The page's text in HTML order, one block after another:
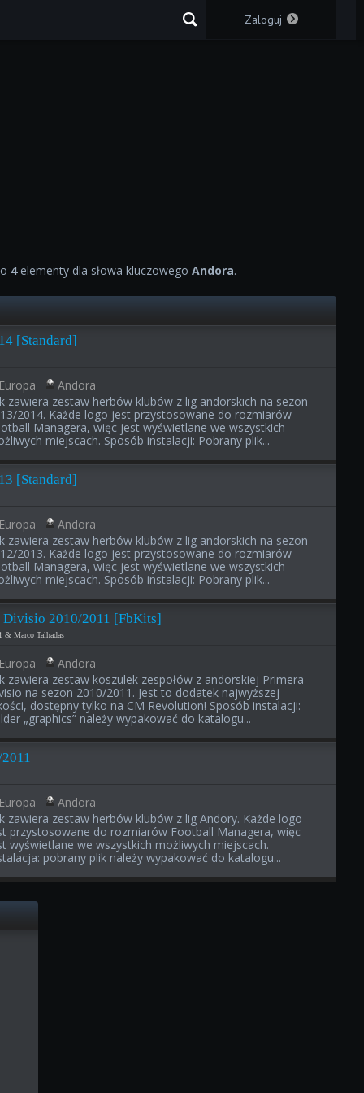
Zaloguj
4elementy dla słowa kluczowegoAndora.
[Standard]
Europa
Andora
zawiera zestaw herbów klubów z lig andorskich na sezon
2014. Każde logo jest przystosowane do rozmiarów
Managera, więc jest wyświetlane we wszystkich
miejscach. Sposób instalacji: Pobrany plik...
[Standard]
Europa
Andora
zawiera zestaw herbów klubów z lig andorskich na sezon
2013. Każde logo jest przystosowane do rozmiarów
Managera, więc jest wyświetlane we wszystkich
miejscach. Sposób instalacji: Pobrany plik...
Divisio 2010/2011 [FbKits]
& Marco Talhadas
Europa
Andora
zawiera zestaw koszulek zespołów z andorskiej Primera
na sezon 2010/2011. Jest to dodatek najwyższej
dostępny tylko na CM Revolution! Sposób instalacji:
„graphics” należy wypakować do katalogu...
Europa
Andora
zawiera zestaw herbów klubów z lig Andory. Każde logo
przystosowane do rozmiarów Football Managera, więc
wyświetlane we wszystkich możliwych miejscach.
pobrany plik należy wypakować do katalogu...